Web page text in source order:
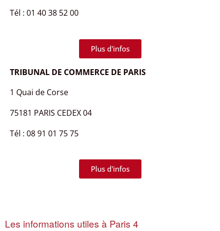
Tél : 01 40 38 52 00
Plus d'infos
TRIBUNAL DE COMMERCE DE PARIS
1 Quai de Corse
75181 PARIS CEDEX 04
Tél : 08 91 01 75 75
Plus d'infos
Les informations utiles à Paris 4